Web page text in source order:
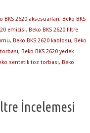
BKS 2620 aksesuarları, Beko BKS
emicisi, Beko BKS 2620 filtre
, Beko BKS 2620 kablosu, Beko
, Beko BKS 2620 yedek
sentetik toz torbası, Beko
İncelemesi